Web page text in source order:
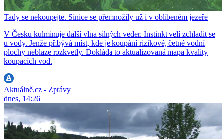
Tady se nekoupejte. Sinice se přemnožily už i v oblíbeném jezeře
V Česku kulminuje další vlna silných veder. Instinkt velí zchladit se
u vody. Jenže přibývá míst, kde je koupání rizikové, četné vodní
plochy neblaze rozkvetly. Dokládá to aktualizovaná mapa kvality
koupacích vod.
Aktuálně.cz - Zprávy
dnes, 14:26